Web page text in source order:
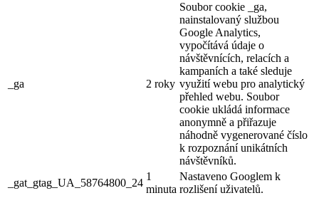
_ga 2 roky
Soubor cookie _ga,
nainstalovaný službou
Google Analytics,
vypočítává údaje o
návštěvnících, relacích a
kampaních a také sleduje
využití webu pro analytický
přehled webu. Soubor
cookie ukládá informace
anonymně a přiřazuje
náhodně vygenerované číslo
k rozpoznání unikátních
návštěvníků.
_gat_gtag_UA_58764800_24
1
minuta
Nastaveno Googlem k
rozlišení uživatelů.